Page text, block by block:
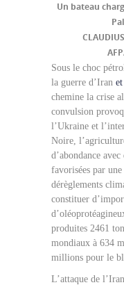
Un bateau
Sous le choc
la guerre d’Iran
chemine la crise
convulsion
l’Ukraine et
Noire,
d’abondance
favorisées par
dérèglements
constituer
produites 2461
mondiaux à 634
millions pour le
L’attaque de